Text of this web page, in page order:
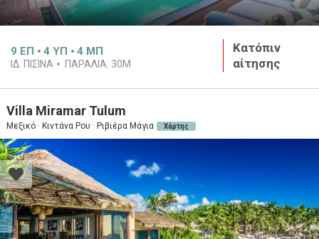
9 ΕΠ 4 ΥΠ 4 ΜΠ
ΙΔ. ΠΙΣΊΝΑ ΠΑΡΑΛΊΑ: 30M
Κατόπιν
αίτησης
Villa Miramar Tulum
Μεξικό · Κιντάνα Ρου · Ριβιέρα Μάγια Χάρτης